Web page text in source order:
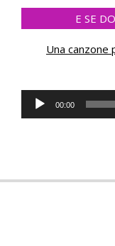
E SE
Una canzone
Audio
Player
00:00